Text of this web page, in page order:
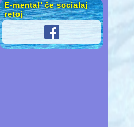
E-mental’ ĉe socialaj
retoj